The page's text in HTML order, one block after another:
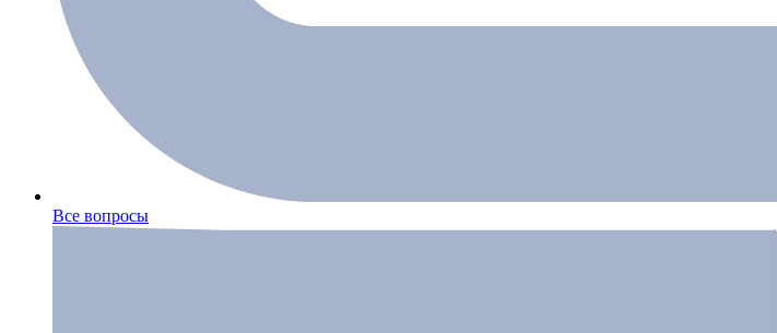
Все вопросы